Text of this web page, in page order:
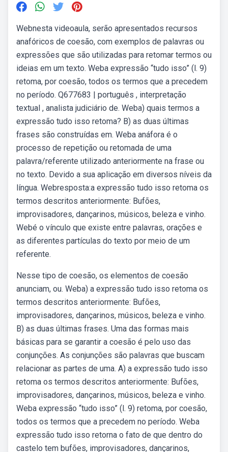
Webnesta videoaula, serão apresentados recursos
anafóricos de coesão, com exemplos de palavras ou
expressões que são utilizadas para retomar termos ou
ideias em um texto. Weba expressão “tudo isso” (l. 9)
retoma, por coesão, todos os termos que a precedem
no período. Q677683 | português , interpretação
textual , analista judiciário de. Weba) quais termos a
expressão tudo isso retoma? B) as duas últimas
frases são construídas em. Weba anáfora é o
processo de repetição ou retomada de uma
palavra/referente utilizado anteriormente na frase ou
no texto. Devido a sua aplicação em diversos níveis da
língua. Webresposta:a expressão tudo isso retoma os
termos descritos anteriormente: Bufões,
improvisadores, dançarinos, músicos, beleza e vinho.
Webé o vínculo que existe entre palavras, orações e
as diferentes partículas do texto por meio de um
referente.
Nesse tipo de coesão, os elementos de coesão
anunciam, ou. Weba) a expressão tudo isso retoma os
termos descritos anteriormente: Bufões,
improvisadores, dançarinos, músicos, beleza e vinho.
B) as duas últimas frases. Uma das formas mais
básicas para se garantir a coesão é pelo uso das
conjunções. As conjunções são palavras que buscam
relacionar as partes de uma. A) a expressão tudo isso
retoma os termos descritos anteriormente: Bufões,
improvisadores, dançarinos, músicos, beleza e vinho.
Weba expressão “tudo isso” (l. 9) retoma, por coesão,
todos os termos que a precedem no período. Weba
expressão tudo isso retorna o fato de que dentro do
castelo tem bufões, improvisadores, dançarinos,